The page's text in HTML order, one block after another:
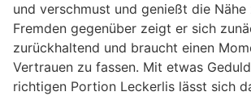
und verschmust und genießt die Nähe
Fremden gegenüber zeigt er sich
zurückhaltend und braucht einen
Vertrauen zu fassen. Mit etwas
richtigen Portion Leckerlis lässt sich